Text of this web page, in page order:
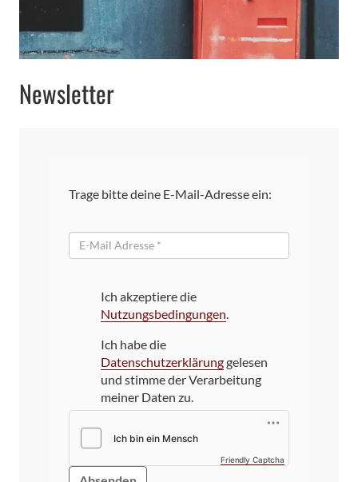
Newsletter
Trage bitte deine E-Mail-Adresse ein:
E-
Mail
Ich akzeptiere die
Nutzungsbedingungen
Ich habe die
Datenschutzerklärunggelesen
und stimme der Verarbeitung
meiner Daten zu.
Friendly Captcha
Bitte